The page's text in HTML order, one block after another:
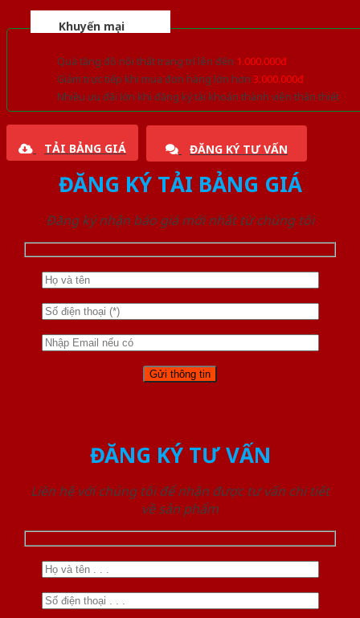
Khuyến mại
Quà tặng đồ nội thất trang trí lên đến 1.000.000đ
Giảm trực tiếp khi mua đơn hàng lớn hơn 3.000.000đ
Nhiều ưu đãi lớn khi đăng ký tài khoản thành viên thân thiết
TẢI BẢNG GIÁ ĐĂNG KÝ TƯ VẤN
ĐĂNG KÝ TẢI BẢNG GIÁ
Đăng ký nhận báo giá mới nhất từ chúng tôi
ĐĂNG KÝ TƯ VẤN
Liên hệ với chúng tôi để nhận được tư vấn chi tiết
về sản phẩm